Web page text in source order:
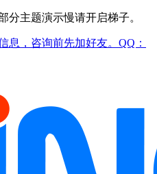
分主题演示慢请开启梯子。
息，咨询前先加好友。QQ：